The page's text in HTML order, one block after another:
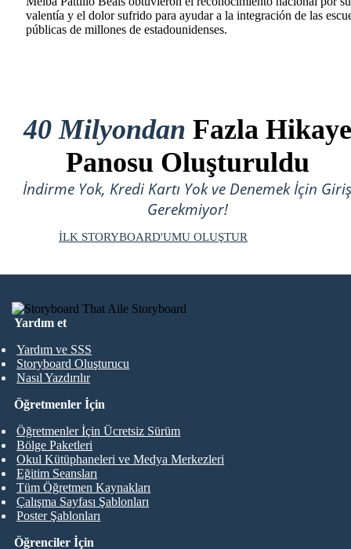
valentía y el dolor sufrido para ayudar a la integración de las
públicas de millones de estadounidenses.
40 Milyondan Fazla Hikaye
Panosu Oluşturuldu
İndirme Yok, Kredi Kartı Yok ve Denemek İçin Giriş
Gerekmiyor!
İLK STORYBOARD'UMU OLUŞTUR
Yardım et
Yardım ve SSS
Storyboard Oluşturucu
Nasıl Yazdırılır
Öğrenciler İçin
Öğretmenler İçin
Öğretmenler İçin Ücretsiz Sürüm
Bölge Paketleri
Okul Kütüphaneleri ve Medya Merkezleri
Eğitim Seansları
Tüm Öğretmen Kaynakları
Çalışma Sayfası Şablonları
Poster Şablonları